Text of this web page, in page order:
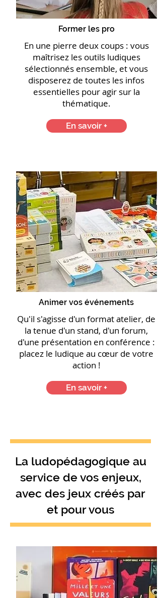
Former les pro
En une pierre deux coups : vous
maîtrisez les outils ludiques
sélectionnés ensemble, et vous
disposerez de toutes les infos
essentielles pour agir sur la
thématique.
En savoir +
Animer vos événements
Qu'il s'agisse d'un format atelier, de
la tenue d'un stand, d'un forum,
d'une présentation en conférence :
placez le ludique au cœur de votre
action !
En savoir +
La ludopédagogique au
service de vos enjeux,
avec des jeux créés par
et pour vous